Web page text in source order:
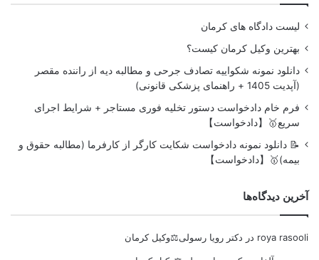
لیست دادگاه های کرمان
بهترین وکیل کرمان کیست؟
دانلود نمونه شکواییه تصادف جرحی و مطالبه دیه از راننده مقصر
(آپدیت 1405 + راهنمای پزشکی قانونی)
فرم خام دادخواست دستور تخلیه فوری مستاجر + شرایط اجرای
سریع🥇【دادخواست】
📝 دانلود نمونه دادخواست شکایت کارگر از کارفرما (مطالبه حقوق و
بیمه)🥇【دادخواست】
آخرین دیدگاه‌ها
roya rasooli در دکتر رویا رسولی⚖️وکیل کرمان